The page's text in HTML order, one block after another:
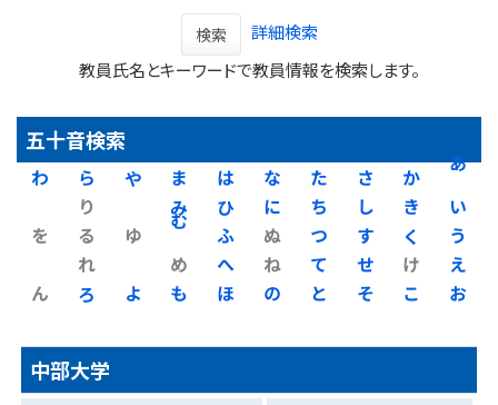
検索
詳細検索
教員氏名とキーワードで教員情報を検索します。
五十音検索
あ
い
う
え
お
か
き
く
け
こ
さ
し
す
せ
そ
た
ち
つ
て
と
な
に
ぬ
ね
の
は
ひ
ふ
へ
ほ
ま
み
む
め
も
や
ゆ
よ
ら
り
る
れ
ろ
わ
を
ん
中部大学